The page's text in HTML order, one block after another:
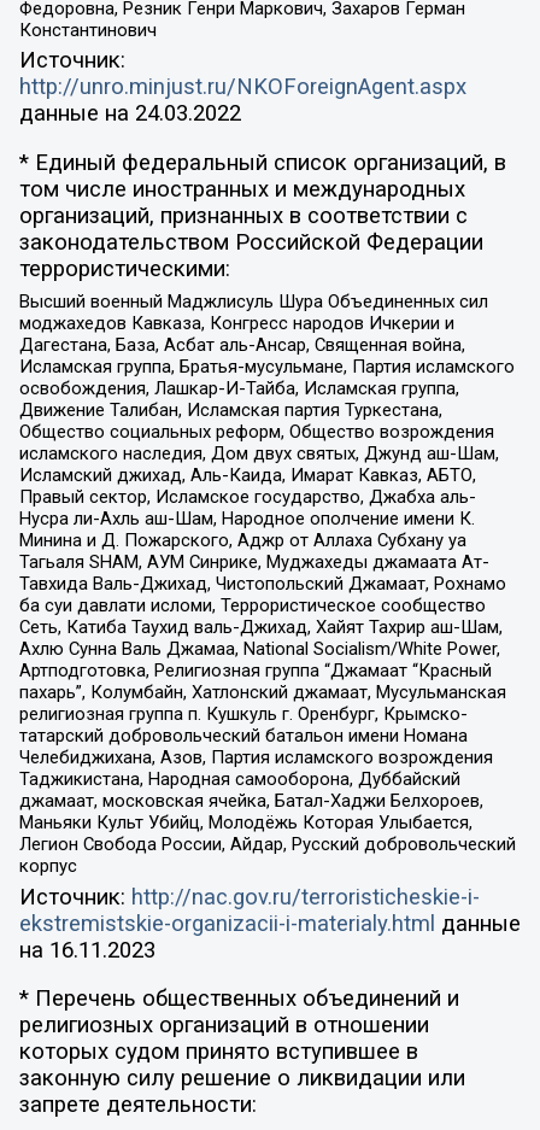
Федоровна, Резник Генри Маркович, Захаров Герман
Константинович
Источник:
http://unro.minjust.ru/NKOForeignAgent.aspx
данные на 24.03.2022
* Единый федеральный список организаций, в
том числе иностранных и международных
организаций, признанных в соответствии с
законодательством Российской Федерации
террористическими:
Высший военный Маджлисуль Шура Объединенных сил
моджахедов Кавказа, Конгресс народов Ичкерии и
Дагестана, База, Асбат аль-Ансар, Священная война,
Исламская группа, Братья-мусульмане, Партия исламского
освобождения, Лашкар-И-Тайба, Исламская группа,
Движение Талибан, Исламская партия Туркестана,
Общество социальных реформ, Общество возрождения
исламского наследия, Дом двух святых, Джунд аш-Шам,
Исламский джихад, Аль-Каида, Имарат Кавказ, АБТО,
Правый сектор, Исламское государство, Джабха аль-
Нусра ли-Ахль аш-Шам, Народное ополчение имени К.
Минина и Д. Пожарского, Аджр от Аллаха Субхану уа
Тагьаля SHAM, АУМ Синрике, Муджахеды джамаата Ат-
Тавхида Валь-Джихад, Чистопольский Джамаат, Рохнамо
ба суи давлати исломи, Террористическое сообщество
Сеть, Катиба Таухид валь-Джихад, Хайят Тахрир аш-Шам,
Ахлю Сунна Валь Джамаа, National Socialism/White Power,
Артподготовка, Религиозная группа “Джамаат “Красный
пахарь”, Колумбайн, Хатлонский джамаат, Мусульманская
религиозная группа п. Кушкуль г. Оренбург, Крымско-
татарский добровольческий батальон имени Номана
Челебиджихана, Азов, Партия исламского возрождения
Таджикистана, Народная самооборона, Дуббайский
джамаат, московская ячейка, Батал-Хаджи Белхороев,
Маньяки Культ Убийц, Молодёжь Которая Улыбается,
Легион Свобода России, Айдар, Русский добровольческий
корпус
Источник: http://nac.gov.ru/terroristicheskie-i-
ekstremistskie-organizacii-i-materialy.html данные
на 16.11.2023
* Перечень общественных объединений и
религиозных организаций в отношении
которых судом принято вступившее в
законную силу решение о ликвидации или
запрете деятельности: